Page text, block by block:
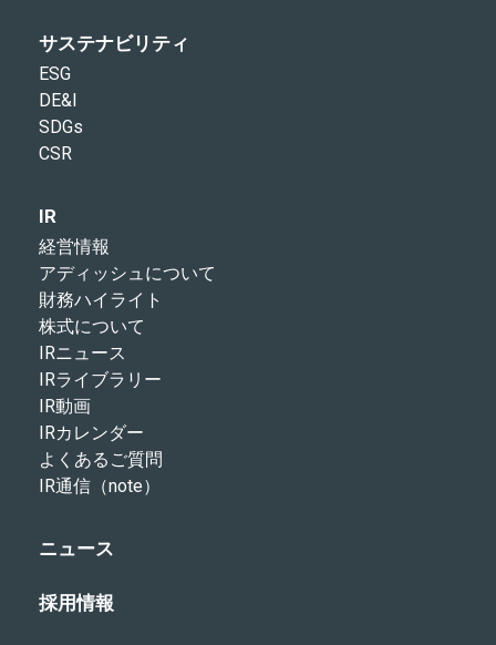
サステナビリティ
ESG
DE&I
SDGs
CSR
IR
経営情報
アディッシュについて
財務ハイライト
株式について
IRニュース
IRライブラリー
IR動画
IRカレンダー
よくあるご質問
IR通信（note）
ニュース
採用情報